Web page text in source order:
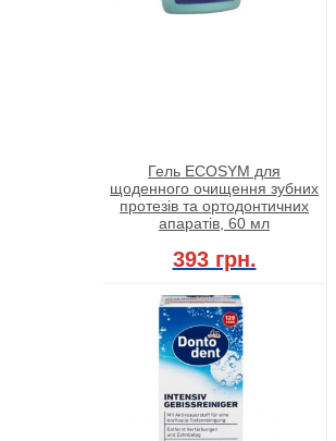
Гель ECOSYM для
щоденного очищення зубних
протезів та ортодонтичних
апаратів, 60 мл
393 грн.